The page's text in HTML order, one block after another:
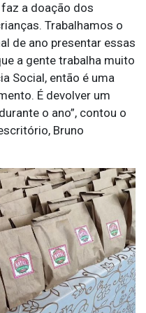
a doação dos
Trabalhamos o
de ano presentar essas
a gente trabalha muito
Social, então é uma
É devolver um
o ano”, contou o
Bruno